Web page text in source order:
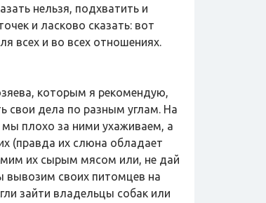
нельзя, подхватить и
и ласково сказать: вот
всех и во всех отношениях.
которым я рекомендую,
свои дела по разным углам. На
мы плохо за ними ухаживаем, а
(правда их слюна обладает
их сырым мясом или, не дай
вывозим своих питомцев на
зайти владельцы собак или